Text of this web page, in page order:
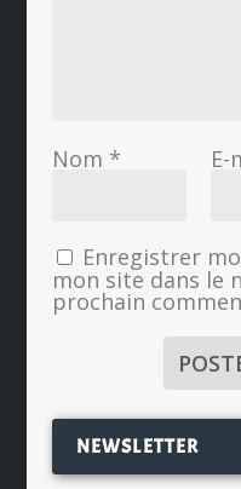
Nom * E-
Enregistrer
mon site dans le
prochain
NEWSLETTER